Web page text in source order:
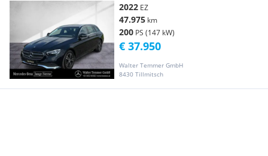
2022 EZ
47.975 km
200 PS (147 kW)
Walter Temmer GmbH
8430 Tillmitsch
€ 37.950